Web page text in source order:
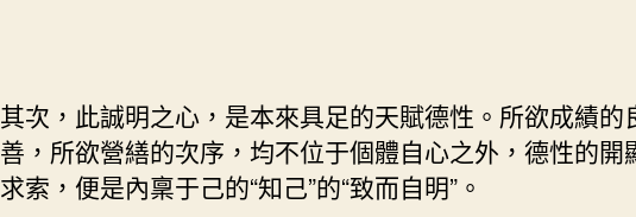
其次，此誠明之心，是本來具足的天賦德性。所欲成績的
善，所欲營繕的次序，均不位于個體自心之外，德性的開
求索，便是內稟于己的“知己”的“致而自明”。